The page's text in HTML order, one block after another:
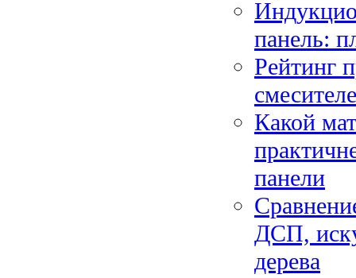
панель:
Рейтинг
Какой
панели
ДСП,
дерева